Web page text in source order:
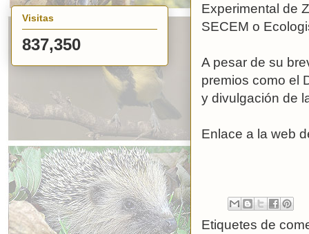
Experimental de
SECEM o
A pesar de su
premios como el
y divulgación de
Enlace a la web
Etiquetes de
Visitas
837,350